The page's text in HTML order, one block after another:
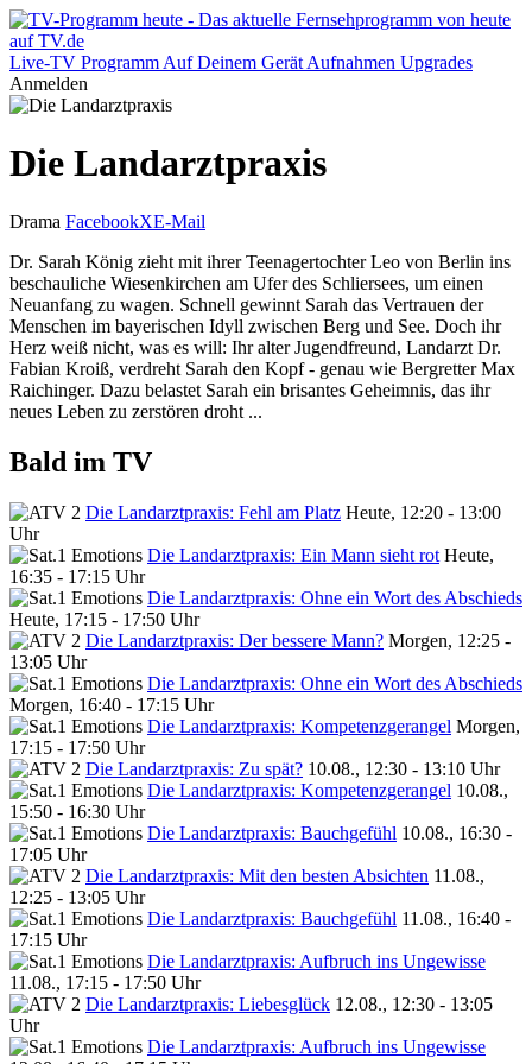
Live-TV Programm Auf Deinem Gerät Aufnahmen Upgrades
Anmelden
Die Landarztpraxis
Drama FacebookXE-Mail
Dr. Sarah König zieht mit ihrer Teenagertochter Leo von Berlin ins
beschauliche Wiesenkirchen am Ufer des Schliersees, um einen
Neuanfang zu wagen. Schnell gewinnt Sarah das Vertrauen der
Menschen im bayerischen Idyll zwischen Berg und See. Doch ihr
Herz weiß nicht, was es will: Ihr alter Jugendfreund, Landarzt Dr.
Fabian Kroiß, verdreht Sarah den Kopf - genau wie Bergretter Max
Raichinger. Dazu belastet Sarah ein brisantes Geheimnis, das ihr
neues Leben zu zerstören droht ...
Bald im TV
Die Landarztpraxis: Fehl am Platz Heute, 12:20 - 13:00
Uhr
Die Landarztpraxis: Ein Mann sieht rot Heute,
16:35 - 17:15 Uhr
Die Landarztpraxis: Ohne ein Wort des Abschieds
Heute, 17:15 - 17:50 Uhr
Die Landarztpraxis: Der bessere Mann? Morgen, 12:25 -
13:05 Uhr
Die Landarztpraxis: Ohne ein Wort des Abschieds
Morgen, 16:40 - 17:15 Uhr
Die Landarztpraxis: Kompetenzgerangel Morgen,
17:15 - 17:50 Uhr
Die Landarztpraxis: Zu spät? 10.08., 12:30 - 13:10 Uhr
Die Landarztpraxis: Kompetenzgerangel 10.08.,
15:50 - 16:30 Uhr
Die Landarztpraxis: Bauchgefühl 10.08., 16:30 -
17:05 Uhr
Die Landarztpraxis: Mit den besten Absichten 11.08.,
12:25 - 13:05 Uhr
Die Landarztpraxis: Bauchgefühl 11.08., 16:40 -
17:15 Uhr
Die Landarztpraxis: Aufbruch ins Ungewisse
11.08., 17:15 - 17:50 Uhr
Die Landarztpraxis: Liebesglück 12.08., 12:30 - 13:05
Uhr
Die Landarztpraxis: Aufbruch ins Ungewisse